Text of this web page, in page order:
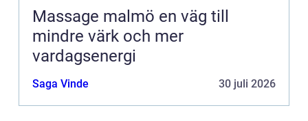
Massage malmö en väg till
mindre värk och mer
vardagsenergi
Saga Vinde 30 juli 2026